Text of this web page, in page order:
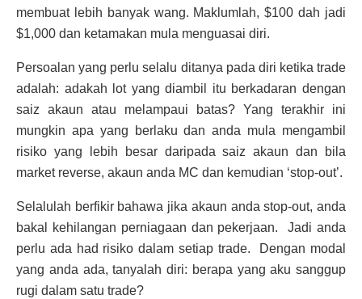
membuat lebih banyak wang. Maklumlah, $100 dah jadi
$1,000 dan ketamakan mula menguasai diri.
Persoalan yang perlu selalu ditanya pada diri ketika trade
adalah: adakah lot yang diambil itu berkadaran dengan
saiz akaun atau melampaui batas? Yang terakhir ini
mungkin apa yang berlaku dan anda mula mengambil
risiko yang lebih besar daripada saiz akaun dan bila
market reverse, akaun anda MC dan kemudian ‘stop-out’.
Selalulah berfikir bahawa jika akaun anda stop-out, anda
bakal kehilangan perniagaan dan pekerjaan. Jadi anda
perlu ada had risiko dalam setiap trade. Dengan modal
yang anda ada, tanyalah diri: berapa yang aku sanggup
rugi dalam satu trade?